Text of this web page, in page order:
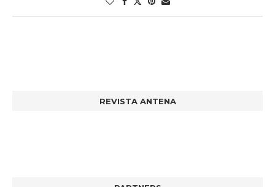
REVISTA ANTENA